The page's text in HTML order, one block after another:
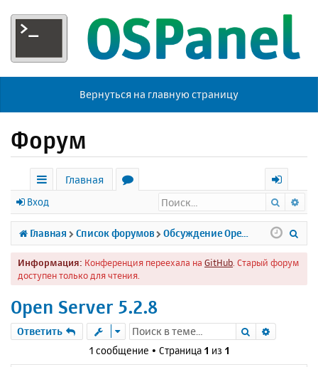
Вернуться на главную страницу
Форум
с
ы
л
к
Главная
р
у
м
х
о
д
Вход Поиск
Главная Список форумов
Информация: Конференция переехала на GitHub . Старый форум
доступен только для чтения.
Open Server 5.2.8
Ответить Поиск
1 сообщение • Страница 1 из 1